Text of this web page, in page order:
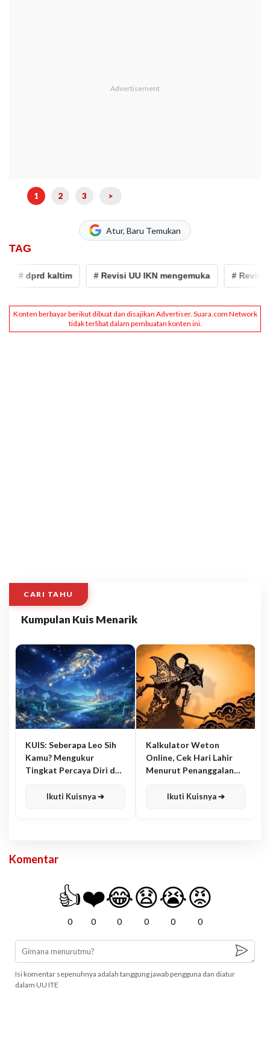
1 2 3 >
Atur, Baru Temukan
TAG
# dprd kaltim # Revisi UU IKN mengemuka # Revisi UU
CARI TAHU
Kumpulan Kuis Menarik
KUIS: Seberapa Leo Sih
Kamu? Mengukur
Tingkat Percaya Diri dan
Ikuti Kuisnya ➔
Kalkulator Weton
Online, Cek Hari Lahir
Menurut Penanggalan
Ikuti Kuisnya ➔
Komentar
👍
0
❤️
0
😂
0
😧
0
😭
0
😡
0
Isi komentar sepenuhnya adalah tanggung jawab pengguna dan diatur
dalam UU ITE